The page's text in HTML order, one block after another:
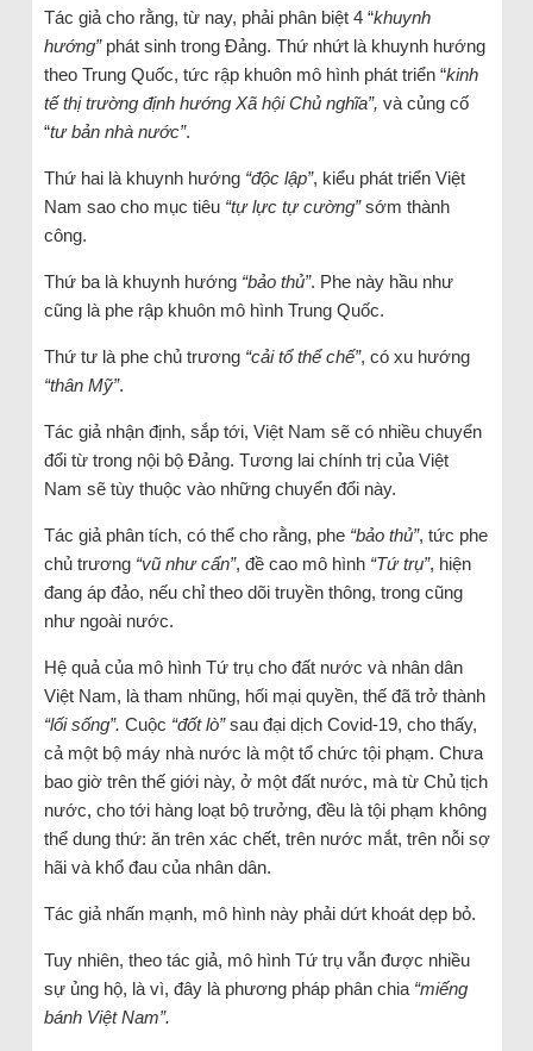
Tác giả cho rằng, từ nay, phải phân biệt 4 “khuynh
hướng”phát sinh trong Đảng. Thứ nhứt là khuynh hướng
theo Trung Quốc, tức rập khuôn mô hình phát triển “kinh
tế thị trường định hướng Xã hội Chủ nghĩa”, và củng cố
“tư bản nhà nước”.
Thứ hai là khuynh hướng “độc lập”, kiểu phát triển Việt
Nam sao cho mục tiêu “tự lực tự cường”sớm thành
công.
Thứ ba là khuynh hướng “bảo thủ”. Phe này hầu như
cũng là phe rập khuôn mô hình Trung Quốc.
Thứ tư là phe chủ trương “cải tổ thể chế”, có xu hướng
“thân Mỹ”.
Tác giả nhận định, sắp tới, Việt Nam sẽ có nhiều chuyển
đổi từ trong nội bộ Đảng. Tương lai chính trị của Việt
Nam sẽ tùy thuộc vào những chuyển đổi này.
Tác giả phân tích, có thể cho rằng, phe “bảo thủ”, tức phe
chủ trương “vũ như cẩn”, đề cao mô hình “Tứ trụ”, hiện
đang áp đảo, nếu chỉ theo dõi truyền thông, trong cũng
như ngoài nước.
Hệ quả của mô hình Tứ trụ cho đất nước và nhân dân
Việt Nam, là tham nhũng, hối mại quyền, thế đã trở thành
“lối sống”. Cuộc “đốt lò”sau đại dịch Covid-19, cho thấy,
cả một bộ máy nhà nước là một tổ chức tội phạm. Chưa
bao giờ trên thế giới này, ở một đất nước, mà từ Chủ tịch
nước, cho tới hàng loạt bộ trưởng, đều là tội phạm không
thể dung thứ: ăn trên xác chết, trên nước mắt, trên nỗi sợ
hãi và khổ đau của nhân dân.
Tác giả nhấn mạnh, mô hình này phải dứt khoát dẹp bỏ.
Tuy nhiên, theo tác giả, mô hình Tứ trụ vẫn được nhiều
sự ủng hộ, là vì, đây là phương pháp phân chia “miếng
bánh Việt Nam”.